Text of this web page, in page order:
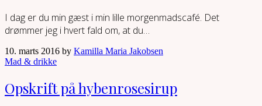
I dag er du min gæst i min lille morgenmadscafé. Det
drømmer jeg i hvert fald om, at du…
10. marts 2016 by Kamilla Maria Jakobsen
Mad & drikke
Opskrift på hybenrosesirup